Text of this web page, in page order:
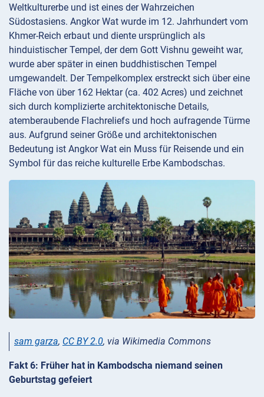
Weltkulturerbe und ist eines der Wahrzeichen
Südostasiens. Angkor Wat wurde im 12. Jahrhundert vom
Khmer-Reich erbaut und diente ursprünglich als
hinduistischer Tempel, der dem Gott Vishnu geweiht war,
wurde aber später in einen buddhistischen Tempel
umgewandelt. Der Tempelkomplex erstreckt sich über eine
Fläche von über 162 Hektar (ca. 402 Acres) und zeichnet
sich durch komplizierte architektonische Details,
atemberaubende Flachreliefs und hoch aufragende Türme
aus. Aufgrund seiner Größe und architektonischen
Bedeutung ist Angkor Wat ein Muss für Reisende und ein
Symbol für das reiche kulturelle Erbe Kambodschas.
sam garza, CC BY 2.0, via Wikimedia Commons
Fakt 6: Früher hat in Kambodscha niemand seinen
Geburtstag gefeiert